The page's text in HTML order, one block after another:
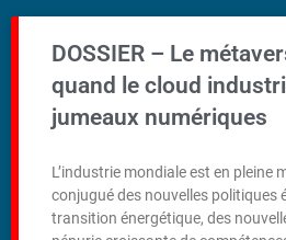
DOSSIER – Le
quand le cloud
jumeaux numériques
L’industrie mondiale est en pleine
conjugué des nouvelles politiques
transition énergétique, des